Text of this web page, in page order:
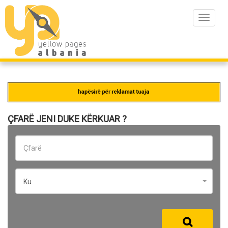
Toggle
ÇFARË JENI DUKE KËRKUAR ?
Ku